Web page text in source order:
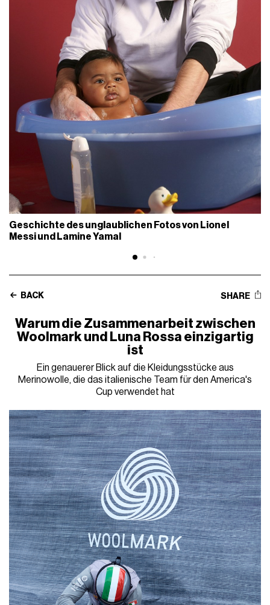
Geschichte des unglaublichen Fotos von Lionel
Messi und Lamine Yamal
BACK SHARE
Warum die Zusammenarbeit zwischen
Woolmark und Luna Rossa einzigartig
ist
Ein genauerer Blick auf die Kleidungsstücke aus
Merinowolle, die das italienische Team für den America's
Cup verwendet hat